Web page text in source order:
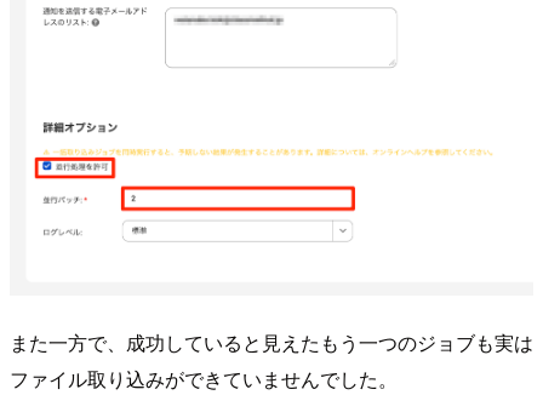
また一方で、成功していると見えたもう一つのジョブも実は
ファイル取り込みができていませんでした。